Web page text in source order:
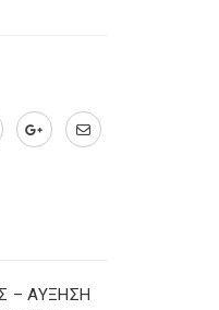
– ΑΥΞΗΣΗ